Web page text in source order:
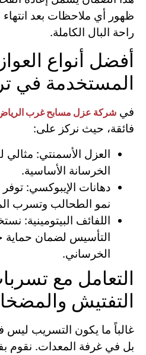
ظهور أي ملاحظات بعد انتهاء
راحة البال الكاملة.
أفضل أنواع
المستخدمة في
في شركة عزل مسابح غرب
فائقة، حيث نركز على:
العزل الأسمنتي: مثالي
الخرسانة الأساسية.
دهانات الإيبوكسي:
نمو الطحالب وتسرب
اللفائف البيتومينية:
التأسيس لضمان حماية
الخرساني.
التعامل مع
التفتيش
غالباً ما يكون التسريب
بل في غرفة المعدات. نقوم